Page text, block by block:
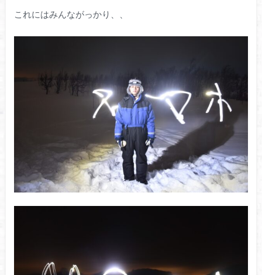
これにはみんながっかり、、